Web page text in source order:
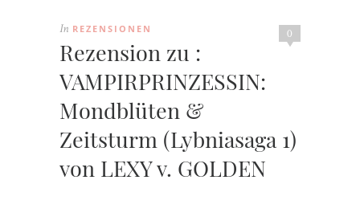
0
In REZENSIONEN
Rezension zu :
VAMPIRPRINZESSIN:
Mondblüten &
Zeitsturm (Lybniasaga 1)
von LEXY v. GOLDEN